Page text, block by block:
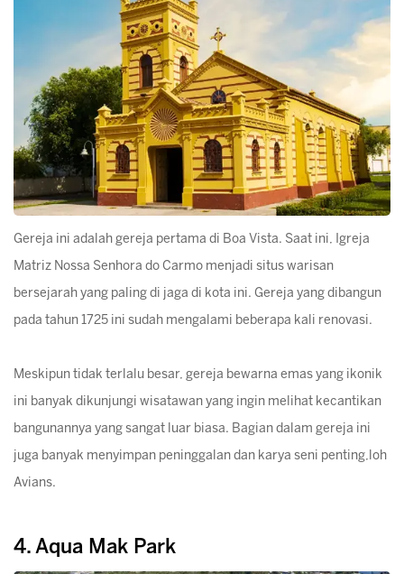
Gereja ini adalah gereja pertama di Boa Vista. Saat ini, Igreja
Matriz Nossa Senhora do Carmo menjadi situs warisan
bersejarah yang paling di jaga di kota ini. Gereja yang dibangun
pada tahun 1725 ini sudah mengalami beberapa kali renovasi.
Meskipun tidak terlalu besar, gereja bewarna emas yang ikonik
ini banyak dikunjungi wisatawan yang ingin melihat kecantikan
bangunannya yang sangat luar biasa. Bagian dalam gereja ini
juga banyak menyimpan peninggalan dan karya seni penting,loh
Avians.
4. Aqua Mak Park